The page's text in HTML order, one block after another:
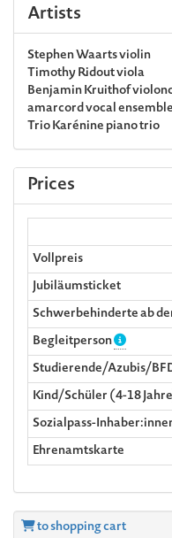
Artists
Stephen Waartsviolin
Timothy Ridoutviola
Benjamin Kruithof
amarcordvocal ensemble
Trio Karénine piano trio
Prices
Vollpreis
Jubiläumsticket
Schwerbehinderte ab
Begleitperson
Studierende/Azubis/
Kind/Schüler (4-18
Sozialpass-
Ehrenamtskarte
to shopping cart